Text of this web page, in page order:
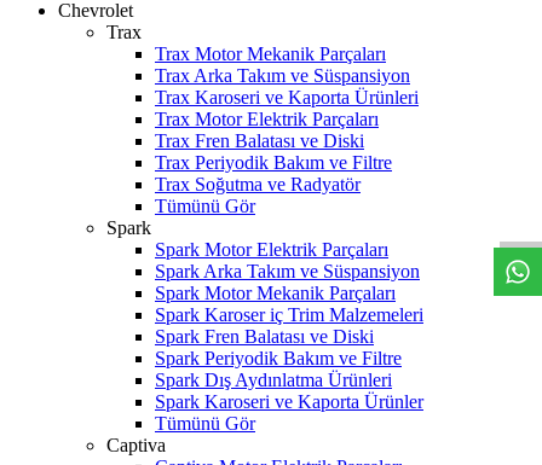
Chevrolet
Trax
Trax Motor Mekanik Parçaları
Trax Arka Takım ve Süspansiyon
Trax Karoseri ve Kaporta Ürünleri
Trax Motor Elektrik Parçaları
Trax Fren Balatası ve Diski
Trax Periyodik Bakım ve Filtre
Trax Soğutma ve Radyatör
Tümünü Gör
Spark
Spark Motor Elektrik Parçaları
Spark Arka Takım ve Süspansiyon
Spark Motor Mekanik Parçaları
Spark Karoser iç Trim Malzemeleri
Spark Fren Balatası ve Diski
Spark Periyodik Bakım ve Filtre
Spark Dış Aydınlatma Ürünleri
Spark Karoseri ve Kaporta Ürünler
Tümünü Gör
Captiva